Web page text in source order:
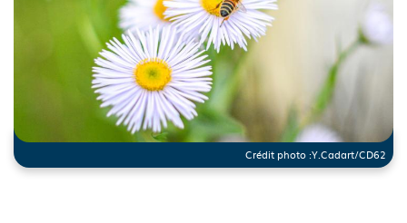
Crédit photo :Y.Cadart/CD62